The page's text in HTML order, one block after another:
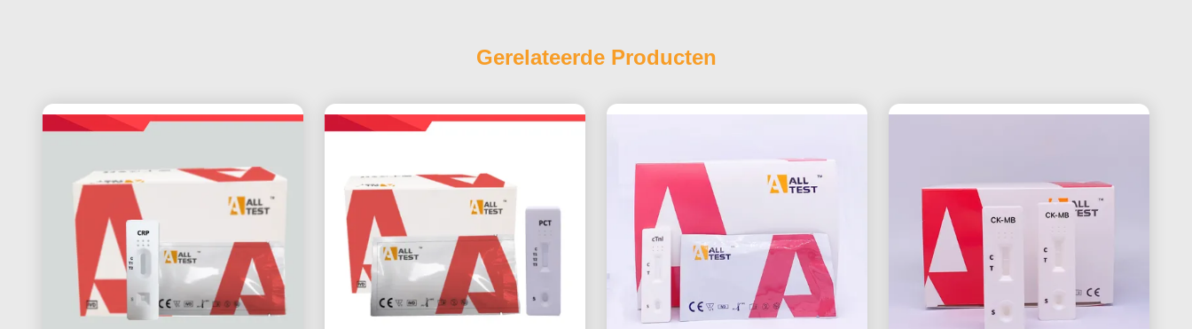
Gerelateerde Producten